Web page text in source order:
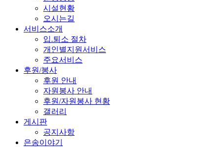
시설현황
오시는길
서비스소개
입.퇴소 절차
개인별지원서비스
주요서비스
후원/봉사
후원 안내
자원봉사 안내
후원/자원봉사 현황
갤러리
게시판
공지사항
은송이야기